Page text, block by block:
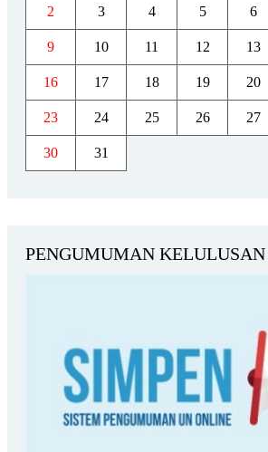
2 3 4 5 6
9 10 11 12 13
16 17 18 19 20
23 24 25 26 27
30 31
PENGUMUMAN KELULUSAN